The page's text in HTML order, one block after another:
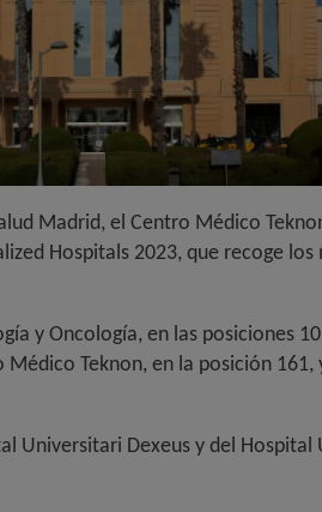
Madrid, el Centro Médico
Hospitals 2023, que recoge
y Oncología, en las posiciones
Teknon, en la posición 161,
Universitari Dexeus y del Hospital